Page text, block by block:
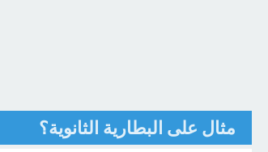
مثال على البطارية الثانوية؟